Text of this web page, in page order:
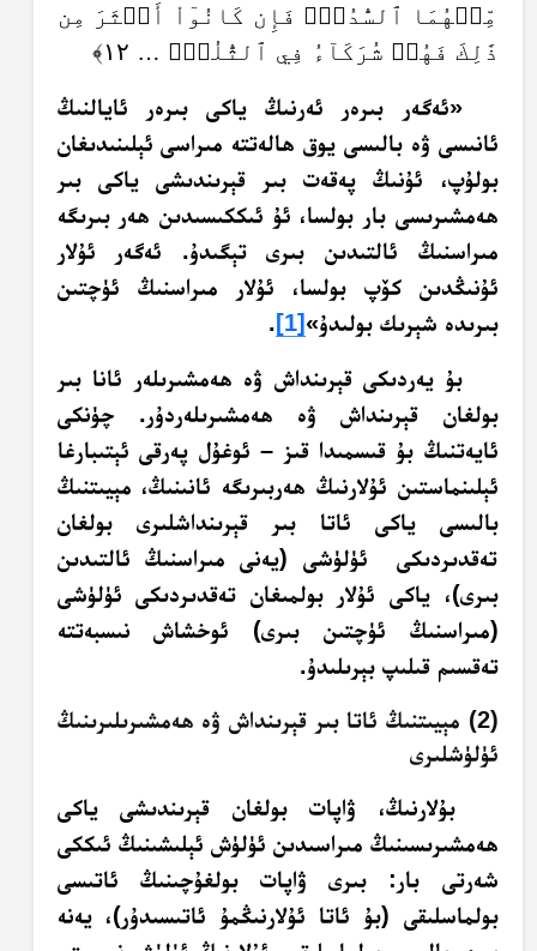
مِّنۡهُمَا ٱلسُّدُسُۚ فَإِن كَانُوٓاْ أَكۡثَرَ مِن
ذَٰلِكَ فَهُمۡ شُرَكَآءُ فِي ٱلثُّلُثِۚ … ١٢﴾
«ئەگەر بىرەر ئەرنىڭ ياكى بىرەر ئايالنىڭ
ئانىسى ۋە بالىسى يوق ھالەتتە مىراسى ئېلىنىدىغان
بولۇپ، ئۇنىڭ پەقەت بىر قېرىندىشى ياكى بىر
ھەمشىرىسى بار بولسا، ئۇ ئىككىسىدىن ھەر بىرىگە
مىراسنىڭ ئالتىدىن بىرى تېگىدۇ. ئەگەر ئۇلار
ئۇنىڭدىن كۆپ بولسا، ئۇلار مىراسنىڭ ئۈچتىن
بىرىدە شېرىك بولىدۇ»[1]
.
بۇ يەردىكى قېرىنداش ۋە ھەمشىرىلەر ئانا بىر
بولغان قېرىنداش ۋە ھەمشىرىلەردۇر. چۈنكى
ئايەتنىڭ بۇ قىسمىدا قىز – ئوغۇل پەرقى ئېتىبارغا
ئېلىنماستىن ئۇلارنىڭ ھەربىرىگە ئانىنىڭ، مېيىتنىڭ
بالىسى ياكى ئاتا بىر قېرىنداشلىرى بولغان
تەقدىردىكى ئۈلۈشى (يەنى مىراسنىڭ ئالتىدىن
بىرى)، ياكى ئۇلار بولمىغان تەقدىردىكى ئۈلۈشى
(مىراسنىڭ ئۈچتىن بىرى) ئوخشاش نىسبەتتە
تەقسىم قىلىپ بېرىلىدۇ.
(2) مېيىتنىڭ ئاتا بىر قېرىنداش ۋە ھەمشىرىلىرىنىڭ
ئۈلۈشلىرى
بۇلارنىڭ، ۋاپات بولغان قېرىندىشى ياكى
ھەمشىرىسىنىڭ مىراسىدىن ئۈلۈش ئېلىشىنىڭ ئىككى
شەرتى بار: بىرى ۋاپات بولغۇچىنىڭ ئاتىسى
بولماسلىقى (بۇ ئاتا ئۇلارنىڭمۇ ئاتىسىدۇر)، يەنە